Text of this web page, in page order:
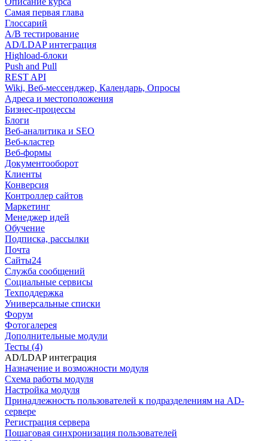
Самая первая глава
Глоссарий
A/B тестирование
AD/LDAP интеграция
Highload-блоки
Push and Pull
REST API
Wiki, Веб-мессенджер, Календарь, Опросы
Адреса и местоположения
Бизнес-процессы
Блоги
Веб-аналитика и SEO
Веб-кластер
Веб-формы
Документооборот
Клиенты
Конверсия
Контроллер сайтов
Маркетинг
Менеджер идей
Обучение
Подписка, рассылки
Почта
Сайты24
Служба сообщений
Социальные сервисы
Техподдержка
Универсальные списки
Форум
Фотогалерея
Дополнительные модули
Тесты (4)
AD/LDAP интеграция
Назначение и возможности модуля
Схема работы модуля
Настройка модуля
Принадлежность пользователей к подразделениям на AD-
сервере
Регистрация сервера
Пошаговая синхронизация пользователей